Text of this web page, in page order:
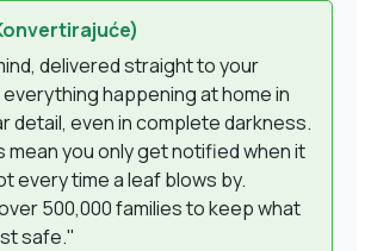
delivered straight to your
happening at home in
detail, even in complete darkness.
mean you only get notified when it
every time a leaf blows by.
500,000 families to keep what
safe."